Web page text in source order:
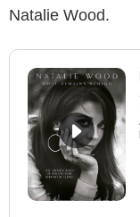
Natalie Wood.